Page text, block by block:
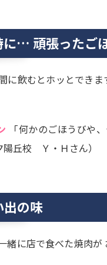
に… 頑張ったご
間に飲むとホッとで
「何かのごほうびや
丘校 Ｙ・Ｈさん）
の味
一緒に店で食べた焼